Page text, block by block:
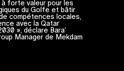
à forte valeur pour les
du Golfe et bâtir
compétences locales,
avec la Qatar
», déclare Bara’
Manager de Mekdam